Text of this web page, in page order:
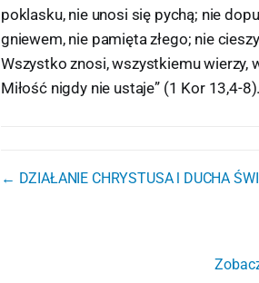
poklasku, nie unosi się pychą; nie
gniewem, nie pamięta złego; nie
Wszystko znosi, wszystkiemu wierzy,
Miłość nigdy nie ustaje” (1 Kor 13,4-8).
← DZIAŁANIE CHRYSTUSA l DUCHA